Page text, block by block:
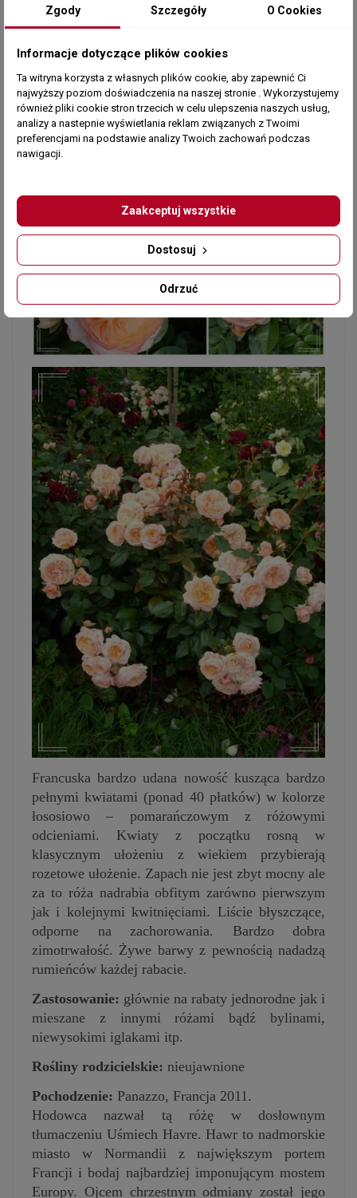
Francuska bardzo udana nowość kusząca bardzo
pełnymi kwiatami (ponad 40 płatków) w kolorze
łososiowo – pomarańczowym z różowymi
odcieniami. Kwiaty z początku rosną w
klasycznym ułożeniu z wiekiem przybierają
rozetowe ułożenie. Zapach nie jest zbyt mocny ale
za to róża nadrabia obfitym zarówno pierwszym
jak i kolejnymi kwitnięciami. Liście błyszczące,
odporne na zachorowania. Bardzo dobra
zimotrwałość. Żywe barwy z pewnością nadadzą
rumieńców każdej rabacie.
Zastosowanie: głównie na rabaty jednorodne jak i
mieszane z innymi różami bądź bylinami,
niewysokimi iglakami itp.
Rośliny rodzicielskie: nieujawnione
Pochodzenie: Panazzo, Francja 2011.
Hodowca nazwał tą różę w dosłownym
tłumaczeniu Uśmiech Havre. Hawr to nadmorskie
miasto w Normandii z największym portem
Francji i bodaj najbardziej imponującym mostem
Europy. Ojcem chrzestnym odmiany został jego
Zgody Szczegóły O Cookies
Informacje dotyczące plików cookies
Ta witryna korzysta z własnych plików cookie, aby zapewnić Ci
najwyższy poziom doświadczenia na naszej stronie . Wykorzystujemy
również pliki cookie stron trzecich w celu ulepszenia naszych usług,
analizy a nastepnie wyświetlania reklam związanych z Twoimi
preferencjami na podstawie analizy Twoich zachowań podczas
nawigacji.
Odrzuć
Dostosuj
Zaakceptuj wszystkie